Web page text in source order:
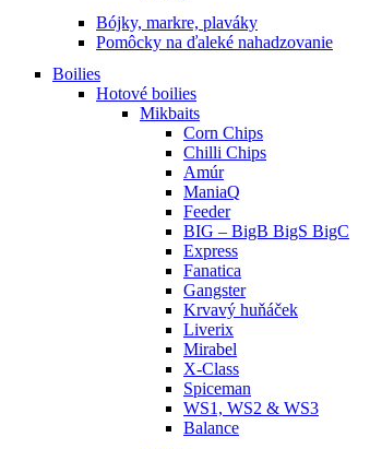
Bójky, markre, plaváky
Pomôcky na ďaleké nahadzovanie
Boilies
Hotové boilies
Mikbaits
Corn Chips
Chilli Chips
Amúr
ManiaQ
Feeder
BIG – BigB BigS BigC
Express
Fanatica
Gangster
Krvavý huňáček
Liverix
Mirabel
X-Class
Spiceman
WS1, WS2 & WS3
Balance